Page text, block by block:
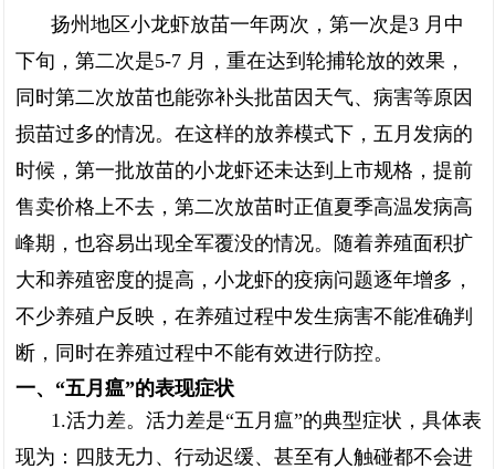
扬州地区小龙虾放苗一年两次，第一次是3 月中
下旬，第二次是5-7 月，重在达到轮捕轮放的效果，
同时第二次放苗也能弥补头批苗因天气、病害等原因
损苗过多的情况。在这样的放养模式下，五月发病的
时候，第一批放苗的小龙虾还未达到上市规格，提前
售卖价格上不去，第二次放苗时正值夏季高温发病高
峰期，也容易出现全军覆没的情况。随着养殖面积扩
大和养殖密度的提高，小龙虾的疫病问题逐年增多，
不少养殖户反映，在养殖过程中发生病害不能准确判
断，同时在养殖过程中不能有效进行防控。
一、“五月瘟”的表现症状
1.活力差。活力差是“五月瘟”的典型症状，具体表
现为：四肢无力、行动迟缓、甚至有人触碰都不会进